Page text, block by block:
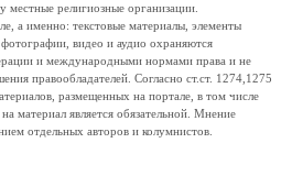
местные религиозные организации.
а именно: текстовые материалы, элементы
видео и аудио охраняются
и международными нормами права и не
правообладателей. Согласно ст.ст. 1274,1275
размещенных на портале, в том числе
материал является обязательной. Мнение
отдельных авторов и колумнистов.